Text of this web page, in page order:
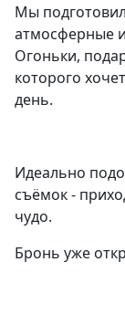
Мы
атмосферные
Огоньки,
которого
день.
Идеально
съёмок -
чудо.
Бронь уже